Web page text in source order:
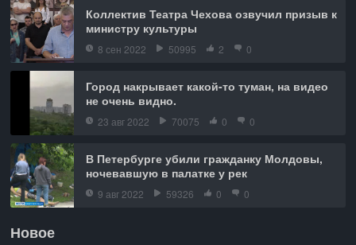
Коллектив Театра Чехова озвучил призыв к
министру культуры
8 сен 2022 50995 2 0
Город накрывает какой-то туман, на видео
не очень видно.
23 авг 2022 70075 0 0
В Петербурге убили гражданку Молдовы,
ночевавшую в палатке у рек
9 авг 2022 59326 0 0
Новое